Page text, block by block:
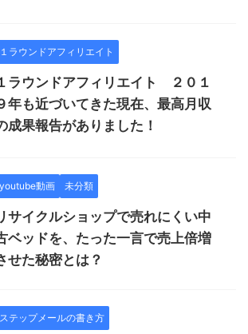
１ラウンドアフィリエイト
ラウンドアフィリエイト ２０１
年も近づいてきた現在、最高月収
成果報告がありました！
youtube動画 未分類
サイクルショップで売れにくい中
ベッドを、たった一言で売上倍増
せた秘密とは？
ステップメールの書き方